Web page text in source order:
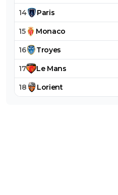
14 Paris
15 Monaco
16 Troyes
17 Le Mans
18 Lorient